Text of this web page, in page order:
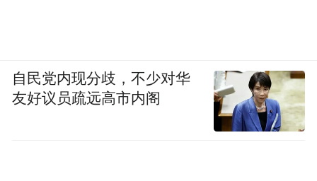
自民党内现分歧，不少对华
友好议员疏远高市内阁